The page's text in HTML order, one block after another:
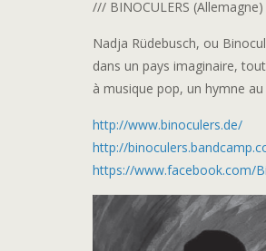
/// BINOCULERS
Nadja Rüdebusch, ou
dans un pays imaginaire,
à musique pop, un hymne
http://www.binoculers.de/
http://
https://www.facebook.com/